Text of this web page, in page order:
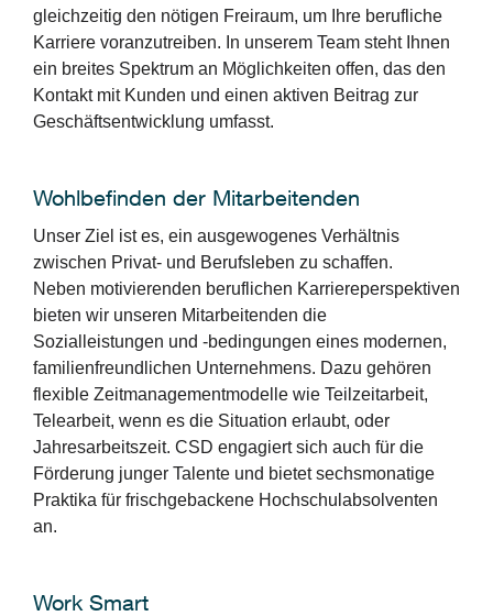
gleichzeitig den nötigen Freiraum, um Ihre berufliche
Karriere voranzutreiben. In unserem Team steht Ihnen
ein breites Spektrum an Möglichkeiten offen, das den
Kontakt mit Kunden und einen aktiven Beitrag zur
Geschäftsentwicklung umfasst.
Wohlbefinden der Mitarbeitenden
Unser Ziel ist es, ein ausgewogenes Verhältnis
zwischen Privat- und Berufsleben zu schaffen.
Neben motivierenden beruflichen Karriereperspektiven
bieten wir unseren Mitarbeitenden die
Sozialleistungen und -bedingungen eines modernen,
familienfreundlichen Unternehmens. Dazu gehören
flexible Zeitmanagementmodelle wie Teilzeitarbeit,
Telearbeit, wenn es die Situation erlaubt, oder
Jahresarbeitszeit. CSD engagiert sich auch für die
Förderung junger Talente und bietet sechsmonatige
Praktika für frischgebackene Hochschulabsolventen
an.
Work Smart